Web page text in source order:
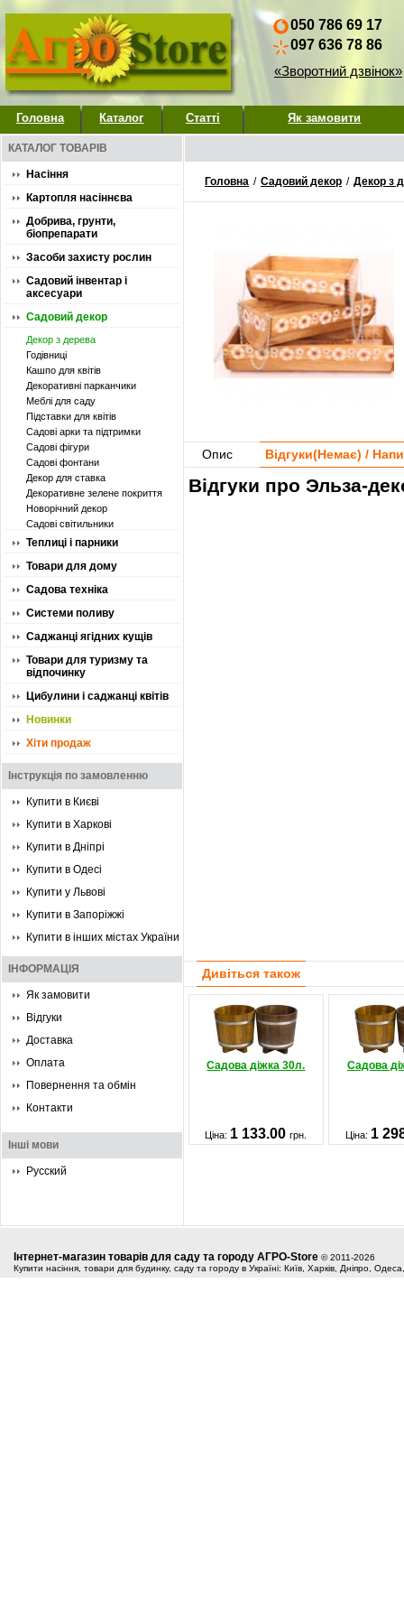
050 786 69 17
097 636 78 86
«Зворотний дзвінок»
Головна Каталог Статті Як замовити
КАТАЛОГ ТОВАРІВ
Насіння
Картопля насіннєва
Добрива, грунти,
біопрепарати
Засоби захисту рослин
Садовий інвентар і
аксесуари
Садовий декор
Декор з дерева
Годівниці
Кашпо для квітів
Декоративні парканчики
Меблі для саду
Підставки для квітів
Садові арки та підтримки
Садові фігури
Садові фонтани
Декор для ставка
Декоративне зелене покриття
Новорічний декор
Садові світильники
Теплиці і парники
Товари для дому
Садова техніка
Системи поливу
Саджанці ягідних кущів
Товари для туризму та
відпочинку
Цибулини і саджанці квітів
Новинки
Хіти продаж
Інструкція по замовленню
Купити в Києві
Купити в Харкові
Купити в Дніпрі
Купити в Одесі
Купити у Львові
Купити в Запоріжжі
Купити в інших містах України
ІНФОРМАЦІЯ
Як замовити
Відгуки
Доставка
Оплата
Повернення та обмін
Контакти
Інші мови
Русский
Головна / Садовий декор / Декор з
Опис Відгуки(Немає) /
Відгуки про Эльза-
Дивіться також
Садова діжка 30л. Садова
Ціна: 1 133.00грн. Ціна: 1
Інтернет-магазин товарів для саду та городу АГРО-Store © 2011-2026
Купити насіння, товари для будинку, саду та городу в Україні: Київ, Харків, Дніпро,